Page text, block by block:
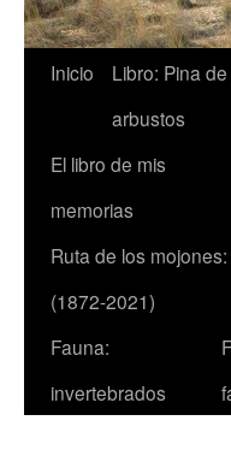
Saltar
contenido
Inicio
Libro: Pina
arbustos
El libro de mis
memorias
Ruta de los
(1872-2021)
Fauna:
invertebrados